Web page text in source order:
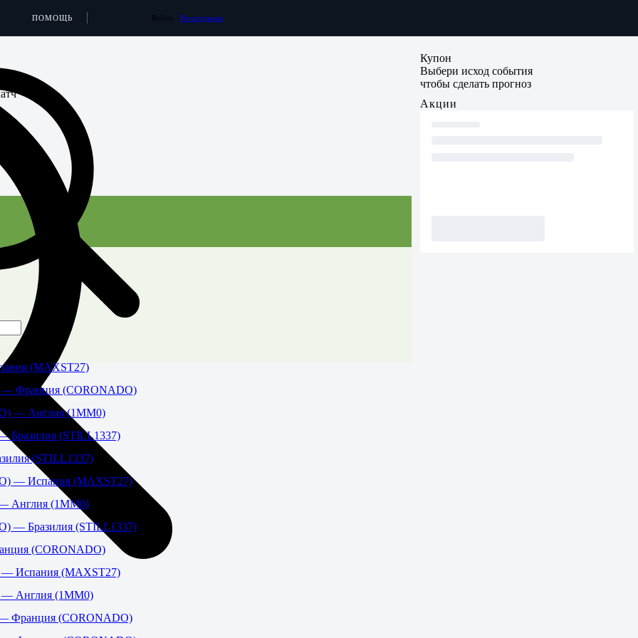
ПОМОЩЬ Войти Регистрация
Купон
Выбери исход события
чтобы сделать прогноз
Акции
(MAXST27)
— Франция (CORONADO)
— Англия (1MM0)
Бразилия (STILL1337)
(STILL1337)
— Испания (MAXST27)
Англия (1MM0)
— Бразилия (STILL1337)
(CORONADO)
— Испания (MAXST27)
— Англия (1MM0)
Франция (CORONADO)